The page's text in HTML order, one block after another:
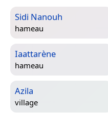
Sidi Nanouh
hameau
Iaattarène
hameau
Azila
village